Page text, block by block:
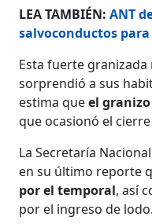
LEA TAMBIÉN:ANT
salvoconductos
Esta fuerte
sorprendió a sus
estima queel
que ocasionó el
La Secretaría
en su último reporte
por el temporal, así
por el ingreso de lodo.